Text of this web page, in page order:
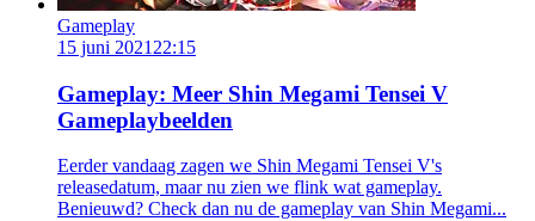
Gameplay
15 juni 2021 22:15
Gameplay: Meer Shin Megami Tensei V
Gameplaybeelden
Eerder vandaag zagen we Shin Megami Tensei V's
releasedatum, maar nu zien we flink wat gameplay.
Benieuwd? Check dan nu de gameplay van Shin Megami...